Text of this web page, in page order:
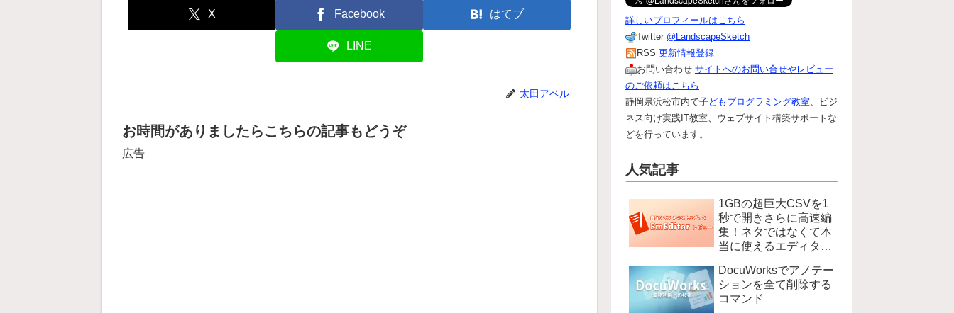
X Facebook はてブ
LINE
太田アベル
お時間がありましたらこちらの記事もどうぞ
広告
詳しいプロフィールはこちら
Twitter @LandscapeSketch
RSS 更新情報登録
お問い合わせ サイトへのお問い合せやレビュー
のご依頼はこちら
静岡県浜松市内で子どもプログラミング教室、ビジ
ネス向け実践IT教室、ウェブサイト構築サポートな
どを行っています。
人気記事
1GBの超巨大CSVを1
秒で開きさらに高速編
集！ネタではなくて本
当に使えるエディタ
DocuWorksでアノテー
ションを全て削除する
コマンド